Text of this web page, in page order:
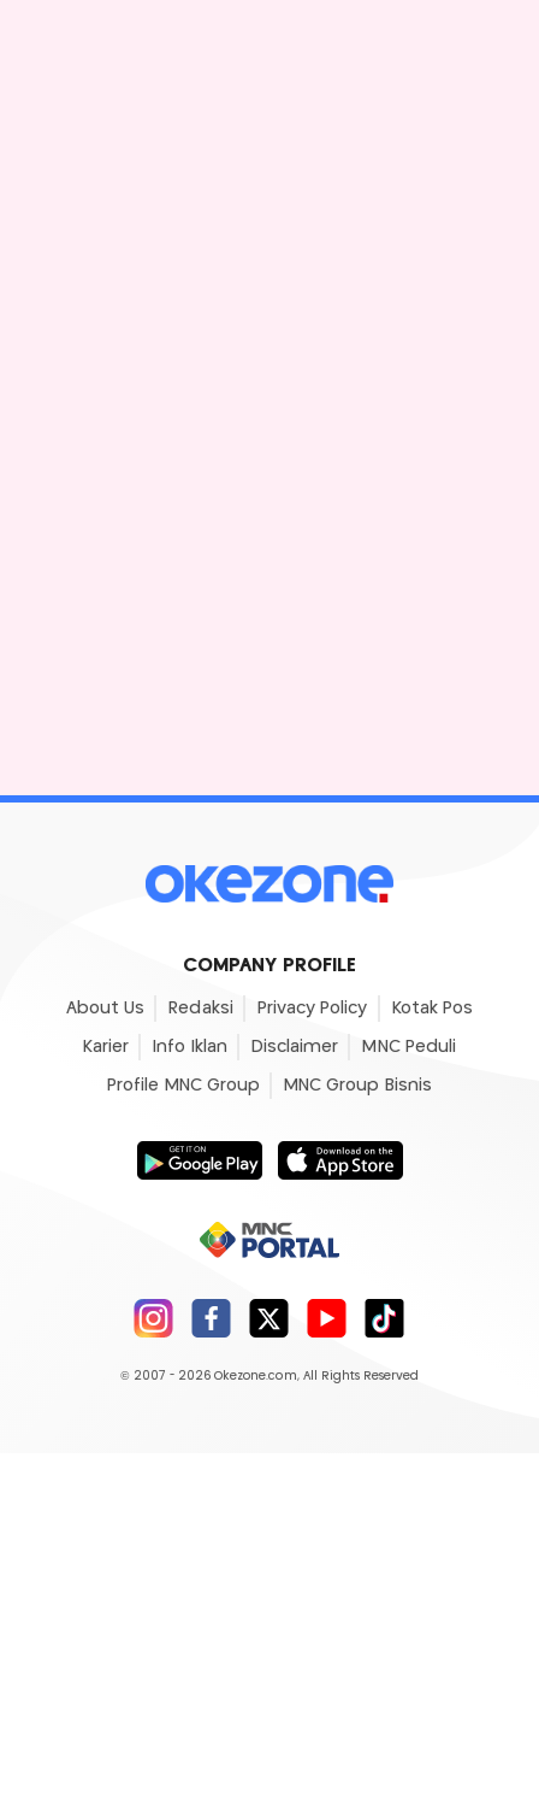
COMPANY PROFILE
About Us Redaksi Privacy Policy Kotak Pos
Karier Info Iklan Disclaimer MNC Peduli
Profile MNC Group MNC Group Bisnis
© 2007 - 2026 Okezone.com, All Rights Reserved